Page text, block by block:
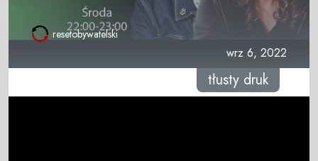
resetobywatelski
wrz 6, 2022
tłusty druk